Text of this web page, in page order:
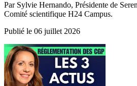
Par Sylvie Hernando, Présidente de
Comité scientifique H24 Campus.
Publié le 06 juillet 2026